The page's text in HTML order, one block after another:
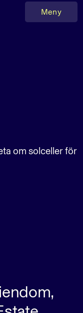
Meny
Meny
om solceller för